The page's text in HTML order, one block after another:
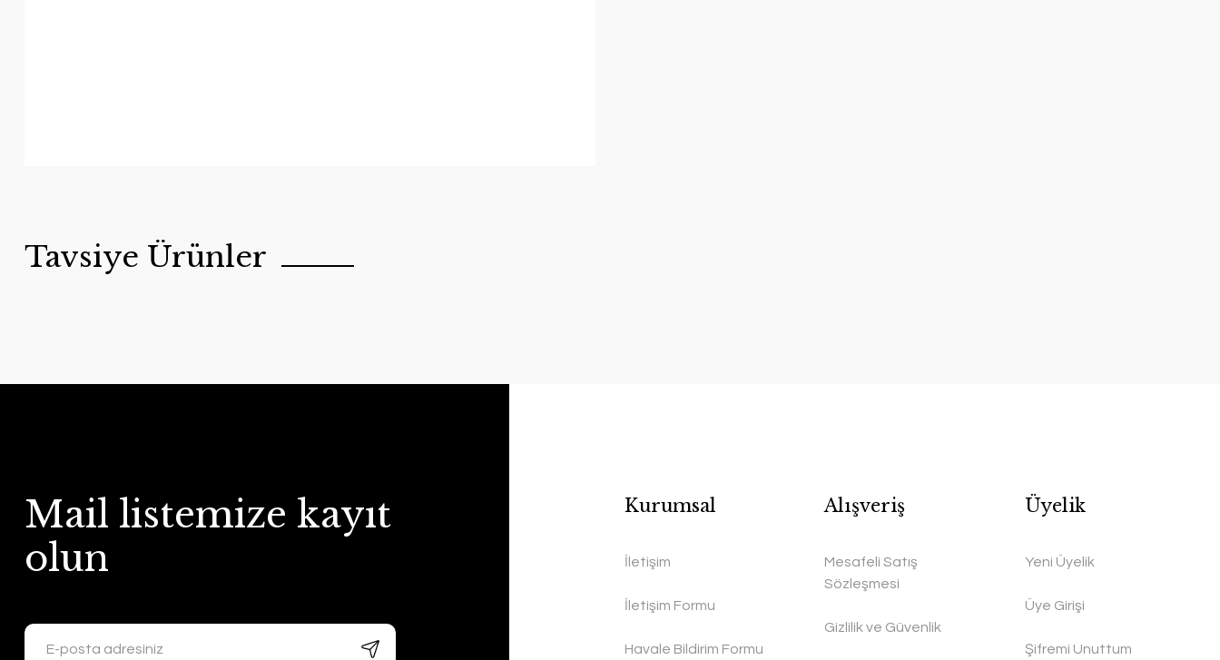
Tavsiye Ürünler
Handygoo Bronz Renkli Bakır Cezve Takımı 3 lü
Handygoo El Yapımı Eskitme Bakır Cezve Seti 4 lü
Handygoo Spice Box Bakır Baharatlık Seti
Mail listemize kayıt
olun
Kurumsal
İletişim
İletişim Formu
Havale Bildirim Formu
Alışveriş
Mesafeli Satış
Sözleşmesi
Gizlilik ve Güvenlik
Üyelik
Yeni Üyelik
Üye Girişi
Şifremi Unuttum